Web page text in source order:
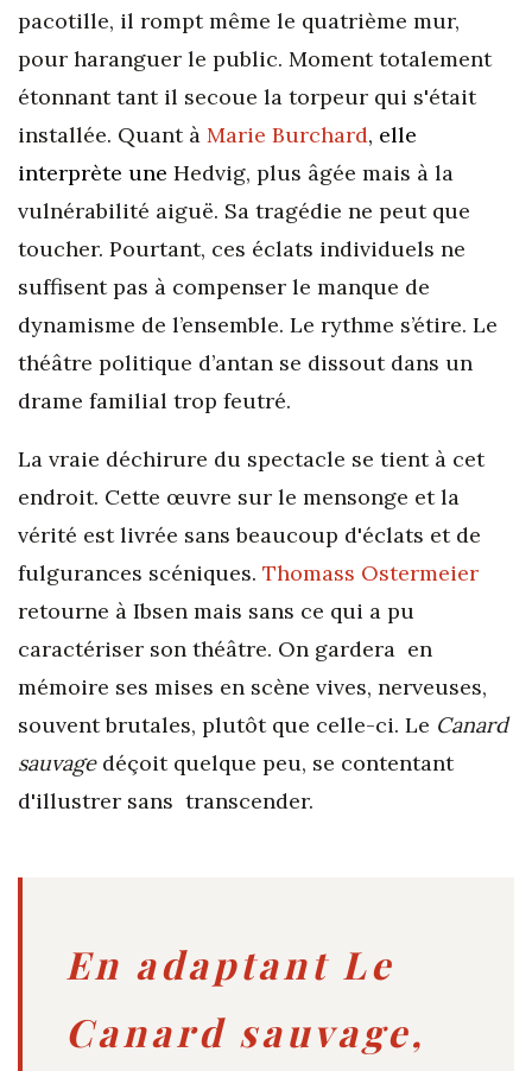
pacotille, il rompt même le quatrième mur,
pour haranguer le public. Moment totalement
étonnant tant il secoue la torpeur qui s'était
installée. Quant à Marie Burchard, elle
interprète une Hedvig, plus âgée mais à la
vulnérabilité aiguë. Sa tragédie ne peut que
toucher. Pourtant, ces éclats individuels ne
suffisent pas à compenser le manque de
dynamisme de l’ensemble. Le rythme s’étire. Le
théâtre politique d’antan se dissout dans un
drame familial trop feutré.
La vraie déchirure du spectacle se tient à cet
endroit. Cette œuvre sur le mensonge et la
vérité est livrée sans beaucoup d'éclats et de
fulgurances scéniques. Thomass Ostermeier
retourne à Ibsen mais sans ce qui a pu
caractériser son théâtre. On gardera en
mémoire ses mises en scène vives, nerveuses,
souvent brutales, plutôt que celle-ci. Le Canard
sauvagedéçoit quelque peu, se contentant
d'illustrer sans transcender.
En adaptant Le
Canard sauvage,